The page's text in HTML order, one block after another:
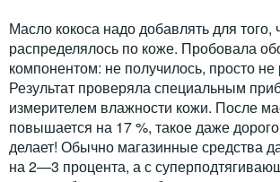
Масло кокоса надо добавлять для того,
распределялось по коже. Пробовала
компонентом: не получилось, просто
Результат проверяла специальным
измерителем влажности кожи. После
повышается на 17 %, такое даже
делает! Обычно магазинные средства
на 2—3 процента, а с